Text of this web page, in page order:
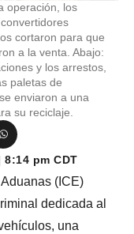
operación, los
cortaron para que
a la venta. Abajo:
y los arrestos,
paletas de
enviaron a una
su reciclaje.
8:14 pm CDT
(ICE)
dedicada al
una